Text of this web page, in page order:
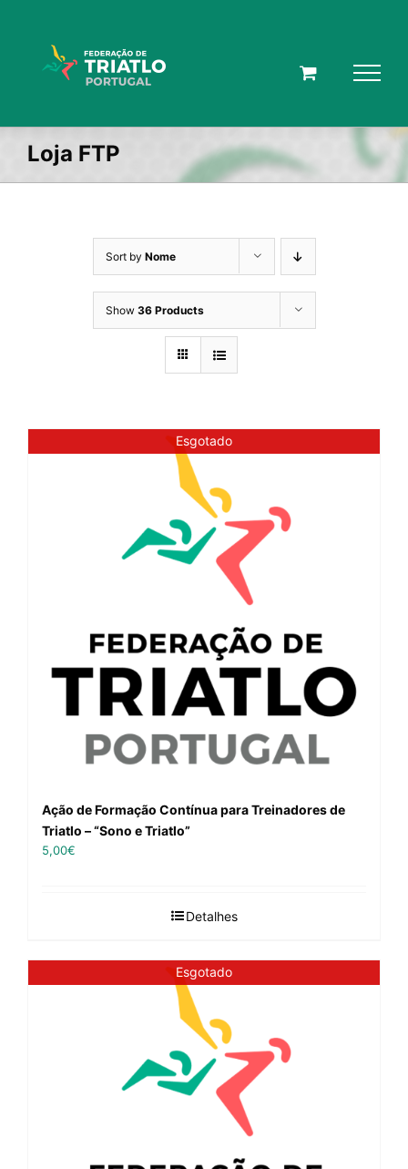
Loja FTP
Sort by Nome
Show 36 Products
Esgotado
Ação de Formação Contínua para Treinadores de
Triatlo – “Sono e Triatlo”
5,00€
Detalhes
Esgotado